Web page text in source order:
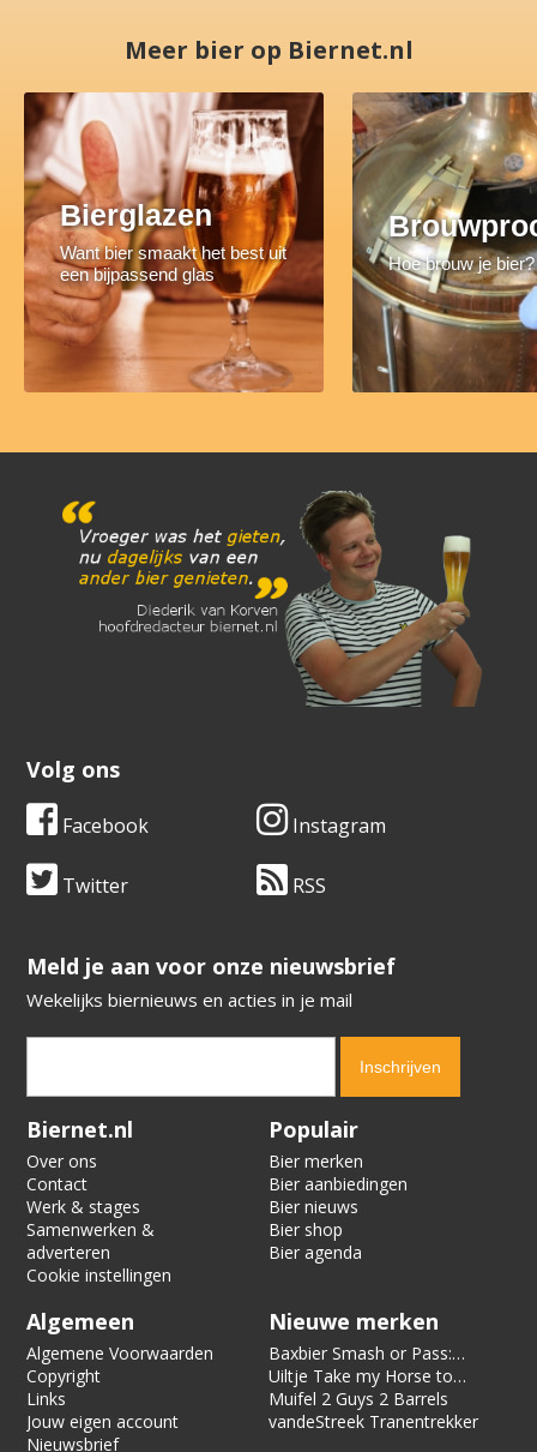
Meer bier op Biernet.nl
Bierglazen
Want bier smaakt het best uit
een bijpassend glas
Hoe brouw je bier?
Volg ons
Facebook Instagram
Twitter RSS
​​​​​​​Meld je aan voor onze nieuwsbrief
Wekelijks biernieuws en acties in je mail
Verification code:
Biernet.nl
Over ons
Contact
Werk & stages
Samenwerken &
adverteren
Cookie instellingen
Populair
Bier merken
Bier aanbiedingen
Bier nieuws
Bier shop
Bier agenda
Algemeen
Algemene Voorwaarden
Copyright
Links
Jouw eigen account
Nieuwsbrief
Nieuwe merken
Baxbier Smash or Pass:
Strata
Uiltje Take my Horse to
the Hotel Room
Muifel 2 Guys 2 Barrels
vandeStreek Tranentrekker